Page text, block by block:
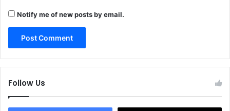
Notify me of new posts by email.
Follow Us